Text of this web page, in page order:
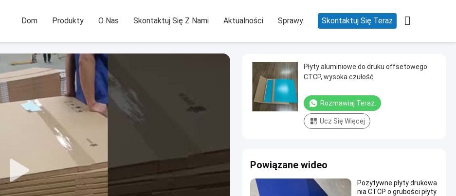
Dom Produkty O Nas Skontaktuj Się Z Nami Aktualności Sprawy Skontaktuj Się Teraz 
Płyty aluminiowe do druku offsetowego
CTCP, wysoka czułość
Rozmawiaj Teraz.
Ucz Się Więcej
Powiązane wideo
Pozytywne płyty drukowa
nia CTCP o grubości płyty